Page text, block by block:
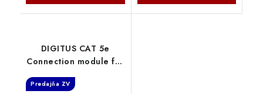
DIGITUS CAT 5e
Connection module for
Twisted Pair Cables
AT-A 8/8
Predajňa ZV